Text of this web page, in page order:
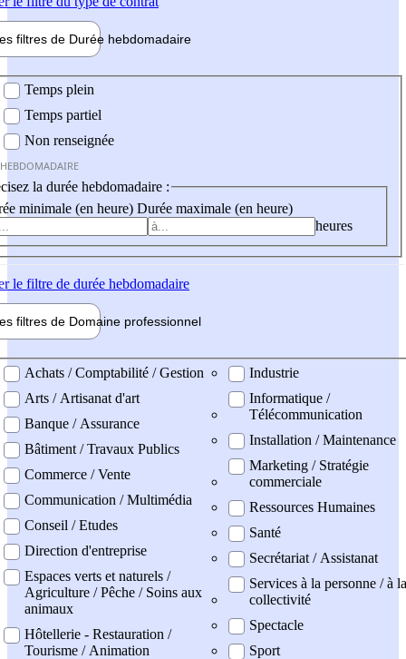
filtres de Durée hebdomadaire
Temps plein
Temps partiel
Non renseignée
la durée hebdomadaire :
minimale (en heure) Durée maximale (en heure)
heures
le filtre de durée hebdomadaire
filtres de Domaine professionnel
professionel
Achats / Comptabilité / Gestion
Arts / Artisanat d'art
Banque / Assurance
Bâtiment / Travaux Publics
Commerce / Vente
Communication / Multimédia
Conseil / Etudes
Direction d'entreprise
Espaces verts et naturels /
Agriculture / Pêche / Soins aux
animaux
Hôtellerie - Restauration /
Tourisme / Animation
Industrie
Informatique /
Télécommunication
Installation / Maintenance
Marketing / Stratégie
commerciale
Ressources Humaines
Santé
Secrétariat / Assistanat
Services à la personne / à la
collectivité
Spectacle
Sport